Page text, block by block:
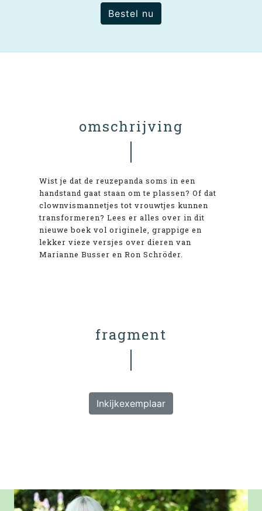
Bestel nu
omschrijving
Wist je dat de reuzepanda soms in een
handstand gaat staan om te plassen? Of dat
clownvismannetjes tot vrouwtjes kunnen
transformeren? Lees er alles over in dit
nieuwe boek vol originele, grappige en
lekker vieze versjes over dieren van
Marianne Busser en Ron Schröder.
fragment
Inkijkexemplaar